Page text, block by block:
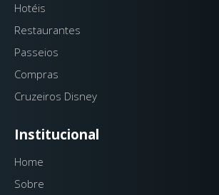
Hotéis
Restaurantes
Passeios
Compras
Cruzeiros Disney
Institucional
Home
Sobre